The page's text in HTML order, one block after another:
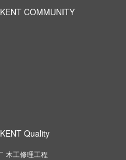
KENT COMMUNITY
KENT Quality
木工修理工程